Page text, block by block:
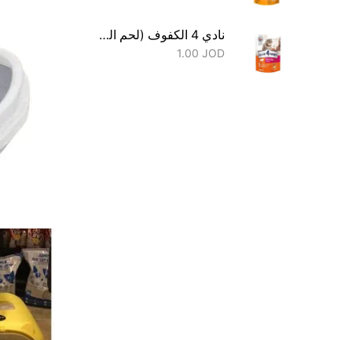
نادي 4 الكفوف (لحم العجل)
1.00 JOD